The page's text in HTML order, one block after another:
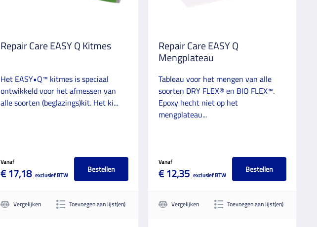
Repair Care EASY Q Kitmes
Het EASY•Q™ kitmes is speciaal
ontwikkeld voor het afmessen van
alle soorten (beglazings)kit. Het ki...
Vanaf
€ 17,18 exclusief BTW
Bestellen
Vergelijken Toevoegen aan lijst(en)
Repair Care EASY Q
Mengplateau
Tableau voor het mengen van alle
soorten DRY FLEX® en BIO FLEX™.
Epoxy hecht niet op het
mengplateau...
Vanaf
€ 12,35 exclusief BTW
Bestellen
Vergelijken Toevoegen aan lijst(en)